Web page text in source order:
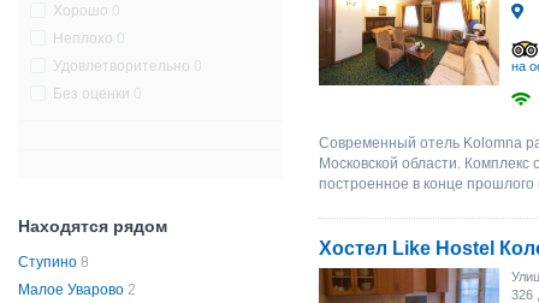
Хорошо 0
Неплохо 0
Удовлетворительно 0
Без оценки 0
Находятся рядом
Ступино 8
Малое Уварово 2
на
Современный отель Kolomna
Московской области.
построенное в конце прошлого
Хостел Like Hostel
326